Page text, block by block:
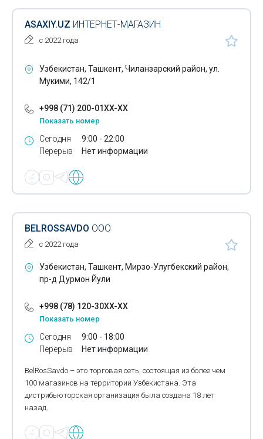
Газовые водонагреватели
VRF системы кондиционирования
ASAXIY.UZ ИНТЕРНЕТ-МАГАЗИН
с 2022 года
Узбекистан, Ташкент, Чиланзарский район, ул.
Мукими, 142/1
+998 (71) 200-01XX-XX
Показать номер
Сегодня
Перерыв
9:00 - 22:00
Нет информации
BELROSSAVDO ООО
с 2022 года
Узбекистан, Ташкент, Мирзо-Улугбекский район,
пр-д Дурмон Йули
+998 (78) 120-30XX-XX
Показать номер
Сегодня
Перерыв
9:00 - 18:00
Нет информации
BelRosSavdo – это торговая сеть, состоящая из более чем
100 магазинов на территории Узбекистана. Эта
дистрибьюторская организация была создана 18 лет
назад.